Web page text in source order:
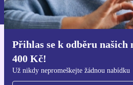
Přihlas se k odběru našich
400 Kč!
Už nikdy nepromeškejte žádnou nabídku
Zásadách ochrany osobních údajů.
Stáhni si